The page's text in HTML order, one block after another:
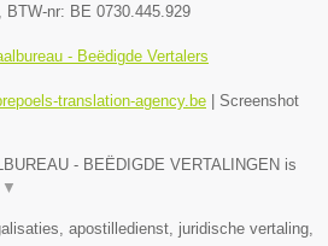
, BTW-nr: BE 0730.445.929
- Beëdigde Vertalers
translation-agency.be
Screenshot
- BEËDIGDE VERTALINGEN is
▼
apostilledienst, juridische vertaling,